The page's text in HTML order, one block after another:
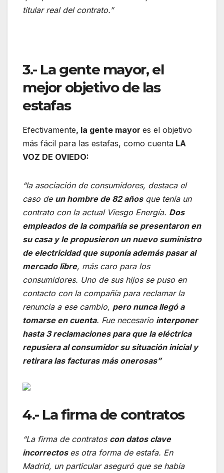
titular real del contrato.”
3.- La gente mayor, el
mejor objetivo de las
estafas
Efectivamente, la gente mayor es el objetivo
más fácil para las estafas, como cuenta LA
VOZ DE OVIEDO:
“la asociación de consumidores, destaca el
caso de un hombre de 82 añosque tenía un
contrato con la actual Viesgo Energía. Dos
empleados de la compañía se presentaron en
su casa y le propusieron un nuevo suministro
de electricidad que suponía además pasar al
mercado libre, más caro para los
consumidores. Uno de sus hijos se puso en
contacto con la compañía para reclamar la
renuncia a ese cambio, pero nunca llegó a
tomarse en cuenta. Fue necesario interponer
hasta 3 reclamaciones para que la eléctrica
repusiera al consumidor su situación inicial y
retirara las facturas más onerosas”
4.- La firma de contratos
“La firma de contratos con datos clave
incorrectos es otra forma de estafa. En
Madrid, un particular aseguró que se había